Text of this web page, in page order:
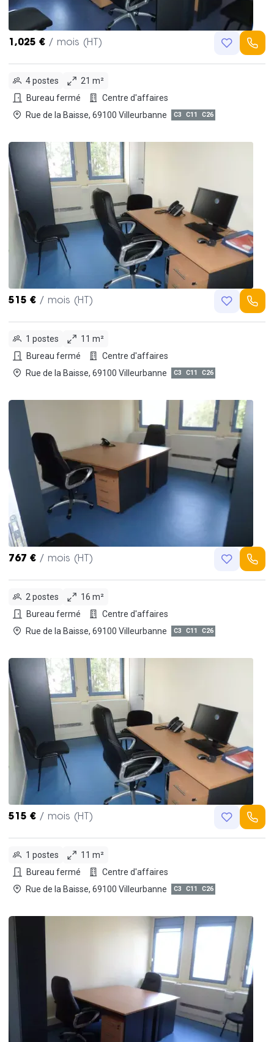
1,025 € / mois (HT)
4 postes
21 m²
Bureau fermé
Centre d'affaires
Rue de la Baisse, 69100 Villeurbanne
C3 C11 C26
515 € / mois (HT)
1 postes
11 m²
Bureau fermé
Centre d'affaires
Rue de la Baisse, 69100 Villeurbanne
C3 C11 C26
767 € / mois (HT)
2 postes
16 m²
Bureau fermé
Centre d'affaires
Rue de la Baisse, 69100 Villeurbanne
C3 C11 C26
515 € / mois (HT)
1 postes
11 m²
Bureau fermé
Centre d'affaires
Rue de la Baisse, 69100 Villeurbanne
C3 C11 C26